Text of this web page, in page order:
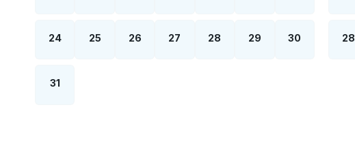
24 25 26 27 28 29 30
31
28